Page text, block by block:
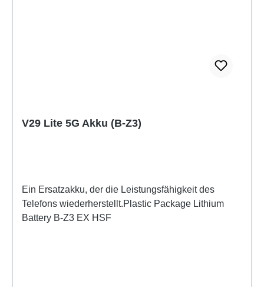
V29 Lite 5G Akku (B-Z3)
Ein Ersatzakku, der die Leistungsfähigkeit des
Telefons wiederherstellt.Plastic Package Lithium
Battery B-Z3 EX HSF